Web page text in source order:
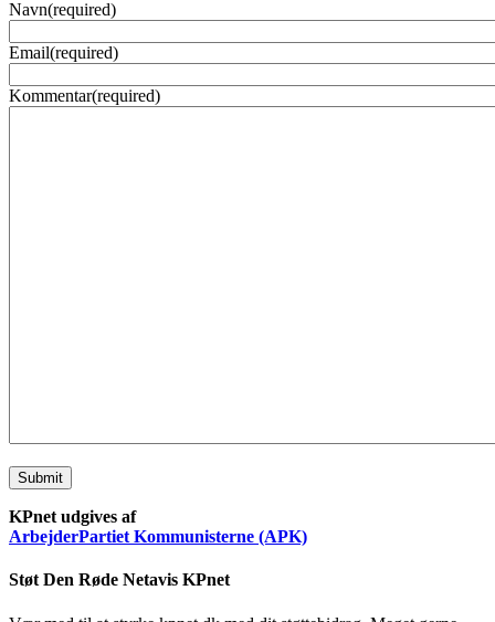
Navn(required)
Email(required)
Kommentar(required)
Submit
KPnet udgives af
ArbejderPartiet Kommunisterne (APK)
Støt Den Røde Netavis KPnet